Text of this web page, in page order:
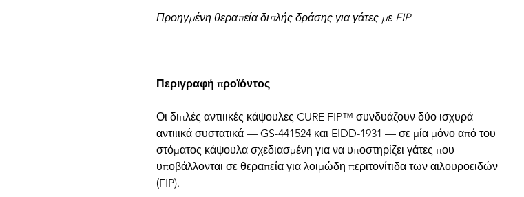
Προηγμένη θεραπεία διπλής δράσης για γάτες με FIP
Περιγραφή προϊόντος
Οι διπλές αντιιικές κάψουλες CURE FIP™ συνδυάζουν δύο ισχυρά
αντιιικά συστατικά — GS-441524 και EIDD-1931 — σε μία μόνο από του
στόματος κάψουλα σχεδιασμένη για να υποστηρίζει γάτες που
υποβάλλονται σε θεραπεία για λοιμώδη περιτονίτιδα των αιλουροειδών
(FIP).